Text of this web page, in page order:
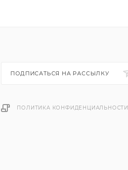
ПОДПИСАТЬСЯ НА РАССЫЛКУ
ПОЛИТИКА КОНФИДЕНЦИАЛЬНОСТИ